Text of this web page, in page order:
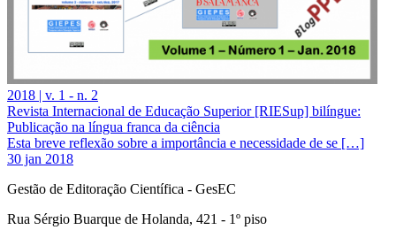
2018 | v. 1 - n. 2
Revista Internacional de Educação Superior [RIESup] bilíngue:
Publicação na língua franca da ciência
Esta breve reflexão sobre a importância e necessidade de se […]
30 jan 2018
Gestão de Editoração Científica - GesEC
Rua Sérgio Buarque de Holanda, 421 - 1º piso